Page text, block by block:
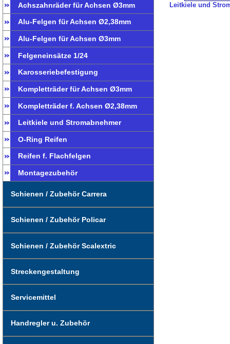
Achszahnräder für Achsen Ø3mm
Alu-Felgen für Achsen Ø2,38mm
Alu-Felgen für Achsen Ø3mm
Felgeneinsätze 1/24
Karosseriebefestigung
Kompletträder für Achsen Ø3mm
Kompletträder f. Achsen Ø2,38mm
Leitkiele und Stromabnehmer
O-Ring Reifen
Reifen f. Flachfelgen
Montagezubehör
Schienen / Zubehör Carrera
Schienen / Zubehör Policar
Schienen / Zubehör Scalextric
Streckengestaltung
Servicemittel
Handregler u. Zubehör
Leitkiele und